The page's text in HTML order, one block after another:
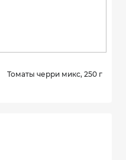
Томаты черри микс, 250 г